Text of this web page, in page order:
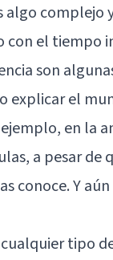
algo
con el tiempo
son
explicar el
en la
a pesar de
conoce. Y
tipo